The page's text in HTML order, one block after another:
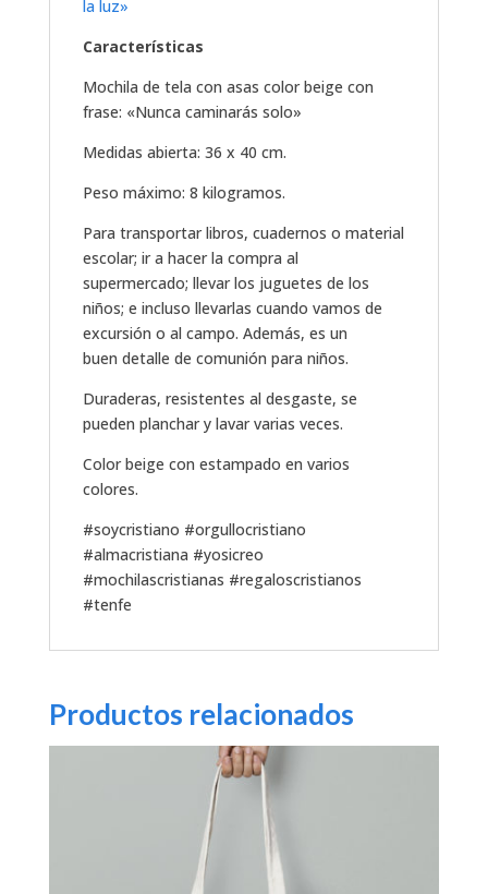
la luz»
Características
Mochila de tela con asas color beige con
frase: «Nunca caminarás solo»
Medidas abierta: 36 x 40 cm.
Peso máximo: 8 kilogramos.
Para transportar libros, cuadernos o material
escolar; ir a hacer la compra al
supermercado; llevar los juguetes de los
niños; e incluso llevarlas cuando vamos de
excursión o al campo. Además, es un
buen detalle de comunión para niños.
Duraderas, resistentes al desgaste, se
pueden planchar y lavar varias veces.
Color beige con estampado en varios
colores.
#soycristiano #orgullocristiano
#almacristiana #yosicreo
#mochilascristianas #regaloscristianos
#tenfe
Productos relacionados